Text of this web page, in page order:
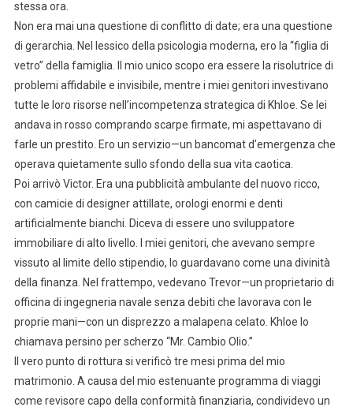
stessa ora.
Non era mai una questione di conflitto di date; era una questione
di gerarchia. Nel lessico della psicologia moderna, ero la “figlia di
vetro” della famiglia. Il mio unico scopo era essere la risolutrice di
problemi affidabile e invisibile, mentre i miei genitori investivano
tutte le loro risorse nell’incompetenza strategica di Khloe. Se lei
andava in rosso comprando scarpe firmate, mi aspettavano di
farle un prestito. Ero un servizio—un bancomat d’emergenza che
operava quietamente sullo sfondo della sua vita caotica.
Poi arrivò Victor. Era una pubblicità ambulante del nuovo ricco,
con camicie di designer attillate, orologi enormi e denti
artificialmente bianchi. Diceva di essere uno sviluppatore
immobiliare di alto livello. I miei genitori, che avevano sempre
vissuto al limite dello stipendio, lo guardavano come una divinità
della finanza. Nel frattempo, vedevano Trevor—un proprietario di
officina di ingegneria navale senza debiti che lavorava con le
proprie mani—con un disprezzo a malapena celato. Khloe lo
chiamava persino per scherzo “Mr. Cambio Olio.”
Il vero punto di rottura si verificò tre mesi prima del mio
matrimonio. A causa del mio estenuante programma di viaggi
come revisore capo della conformità finanziaria, condividevo un